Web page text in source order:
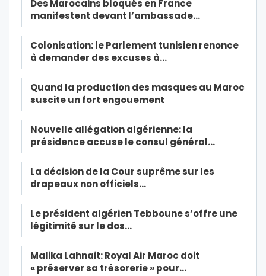
Des Marocains bloqués en France
manifestent devant l’ambassade…
Colonisation: le Parlement tunisien renonce
à demander des excuses à…
Quand la production des masques au Maroc
suscite un fort engouement
Nouvelle allégation algérienne: la
présidence accuse le consul général…
La décision de la Cour suprême sur les
drapeaux non officiels…
Le président algérien Tebboune s’offre une
légitimité sur le dos…
Malika Lahnait: Royal Air Maroc doit
« préserver sa trésorerie » pour…